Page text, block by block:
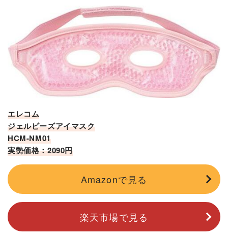
エレコム
ジェルビーズアイマスク
HCM-NM01
実勢価格：2090円
Amazonで見る
楽天市場で見る